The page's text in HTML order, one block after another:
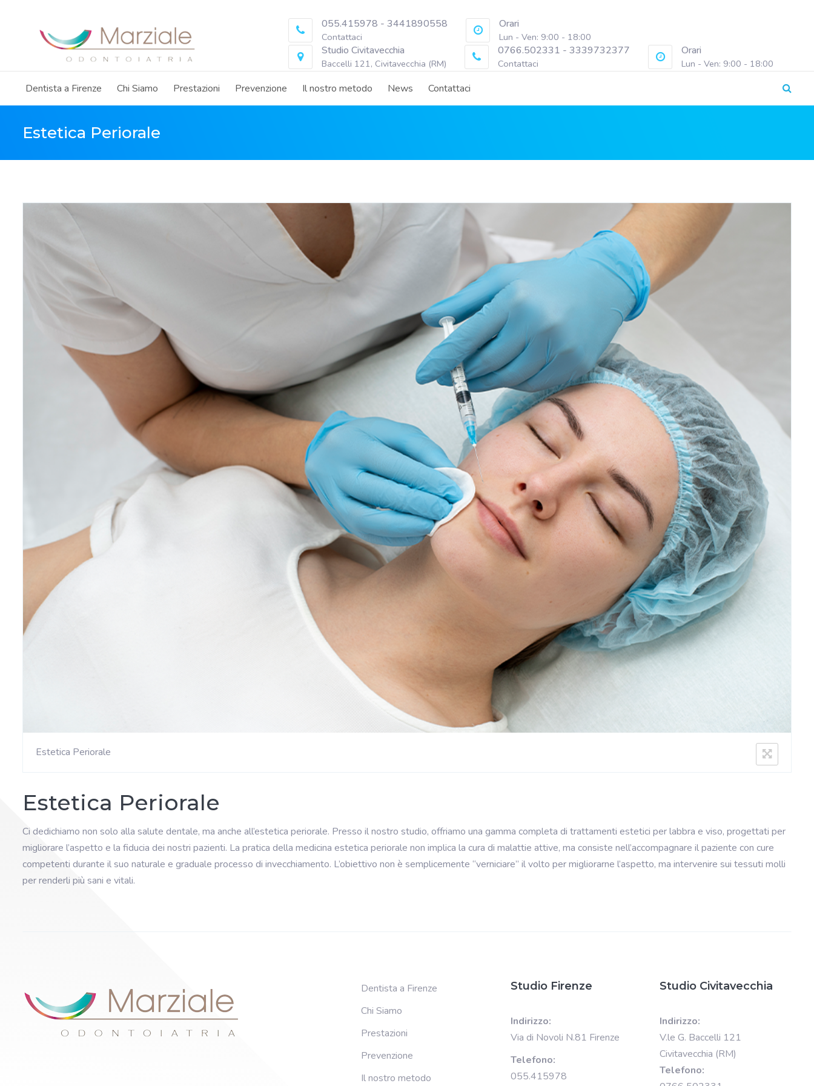
055.415978 - 3441890558
Contattaci
Orari
Lun - Ven: 9:00 - 18:00
Studio Civitavecchia
Baccelli 121, Civitavecchia (RM)
0766.502331 - 3339732377
Contattaci
Orari
Lun - Ven: 9:00 - 18:00
Dentista a Firenze Chi Siamo Prestazioni Prevenzione Il nostro metodo News Contattaci
Estetica Periorale
Estetica Periorale
Estetica Periorale
Ci dedichiamo non solo alla salute dentale, ma anche all’estetica periorale. Presso il nostro studio, offriamo una gamma completa di trattamenti estetici per labbra e viso, progettati per
migliorare l’aspetto e la fiducia dei nostri pazienti. La pratica della medicina estetica periorale non implica la cura di malattie attive, ma consiste nell’accompagnare il paziente con cure
competenti durante il suo naturale e graduale processo di invecchiamento. L’obiettivo non è semplicemente “verniciare” il volto per migliorarne l’aspetto, ma intervenire sui tessuti molli
per renderli più sani e vitali.
Dentista a Firenze
Chi Siamo
Prestazioni
Prevenzione
Il nostro metodo
Studio Firenze
Indirizzo:
Via di Novoli N.81 Firenze
Telefono:
055.415978
Studio Civitavecchia
Indirizzo:
V.le G. Baccelli 121
Civitavecchia (RM)
Telefono: